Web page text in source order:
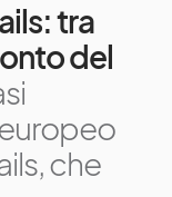
tra
del
che